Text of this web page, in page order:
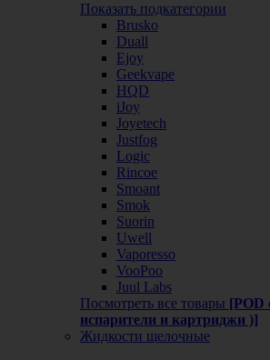
Показать подкатегории
Brusko
Duall
Ejoy
Geekvape
HQD
iJoy
Joyetech
Justfog
Logic
Rincoe
Smoant
Smok
Suorin
Uwell
Vaporesso
VooPoo
Juul Labs
Посмотреть все товары [POD
испарители и картриджи )]
Жидкости щелочные